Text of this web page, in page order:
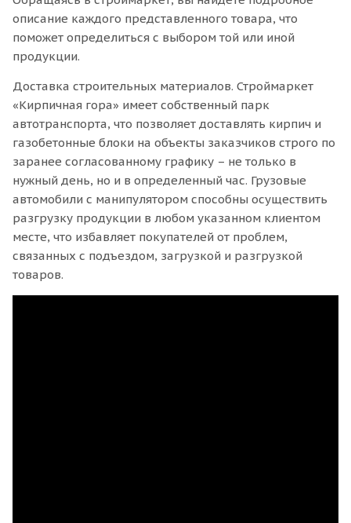
описание каждого представленного товара, что
поможет определиться с выбором той или иной
продукции.
Доставка строительных материалов. Строймаркет
«Кирпичная гора» имеет собственный парк
автотранспорта, что позволяет доставлять кирпич и
газобетонные блоки на объекты заказчиков строго по
заранее согласованному графику – не только в
нужный день, но и в определенный час. Грузовые
автомобили с манипулятором способны осуществить
разгрузку продукции в любом указанном клиентом
месте, что избавляет покупателей от проблем,
связанных с подъездом, загрузкой и разгрузкой
товаров.